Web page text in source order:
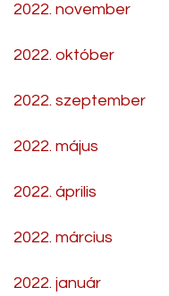
2022. november
2022. október
2022. szeptember
2022. május
2022. április
2022. március
2022. január